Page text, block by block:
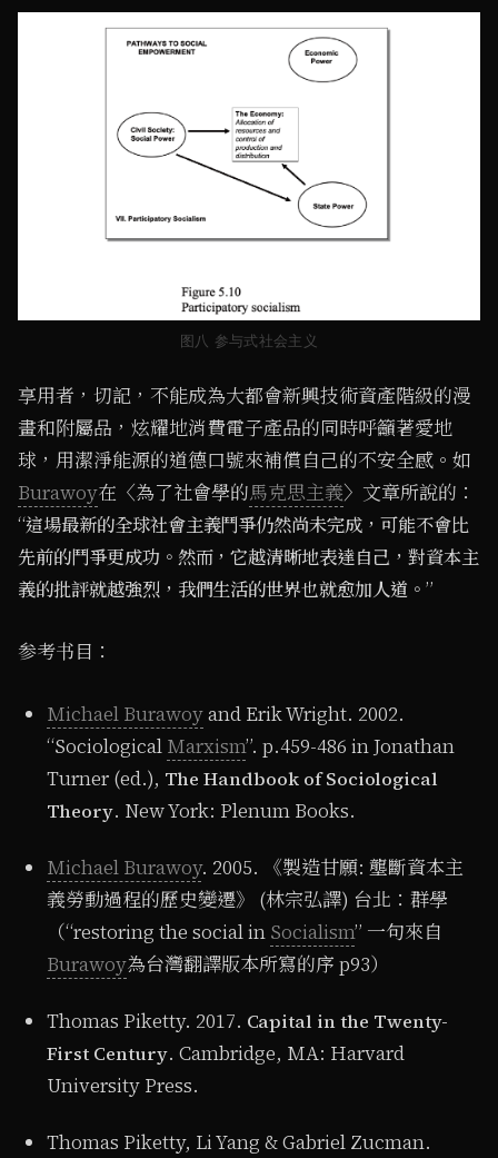
图八 参与式社会主义
享用者，切記，不能成為大都會新興技術資產階級的漫
畫和附屬品，炫耀地消費電子產品的同時呼籲著愛地
球，用潔淨能源的道德口號來補償自己的不安全感。如
Burawoy在〈為了社會學的馬克思主義〉文章所說的：
“這場最新的全球社會主義鬥爭仍然尚未完成，可能不會比
先前的鬥爭更成功。然而，它越清晰地表達自己，對資本主
義的批評就越強烈，我們生活的世界也就愈加人道。 ”
参考书目：
Michael Burawoyand Erik Wright. 2002.
“Sociological Marxism”. p.459-486 in Jonathan
Turner (ed.), The Handbook of Sociological
Theory. New York: Plenum Books.
Michael Burawoy. 2005. 《製造甘願: 壟斷資本主
義勞動過程的歷史變遷》 (林宗弘譯) 台北：群學
（“restoring the social in Socialism” 一句來自
Burawoy為台灣翻譯版本所寫的序 p93）
Thomas Piketty. 2017. Capital in the Twenty-
First Century. Cambridge, MA: Harvard
University Press.
Thomas Piketty, Li Yang & Gabriel Zucman.